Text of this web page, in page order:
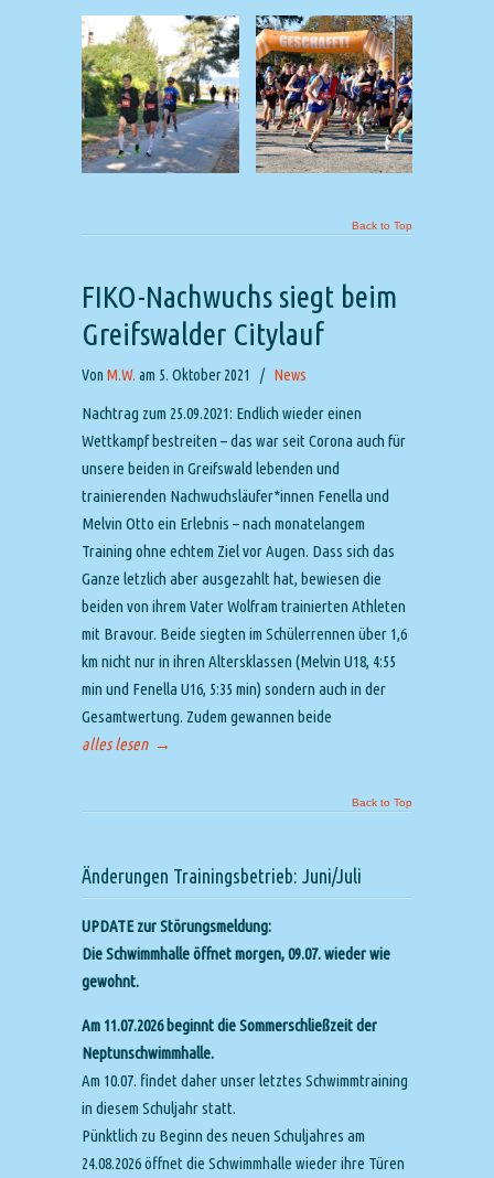
Back to Top
FIKO-Nachwuchs siegt beim
Greifswalder Citylauf
Von M.W. am 5. Oktober 2021 / News
Nachtrag zum 25.09.2021: Endlich wieder einen
Wettkampf bestreiten – das war seit Corona auch für
unsere beiden in Greifswald lebenden und
trainierenden Nachwuchsläufer*innen Fenella und
Melvin Otto ein Erlebnis – nach monatelangem
Training ohne echtem Ziel vor Augen. Dass sich das
Ganze letzlich aber ausgezahlt hat, bewiesen die
beiden von ihrem Vater Wolfram trainierten Athleten
mit Bravour. Beide siegten im Schülerrennen über 1,6
km nicht nur in ihren Altersklassen (Melvin U18, 4:55
min und Fenella U16, 5:35 min) sondern auch in der
Gesamtwertung. Zudem gewannen beide
alles lesen →
Back to Top
Änderungen Trainingsbetrieb: Juni/Juli
UPDATE zur Störungsmeldung:
Die Schwimmhalle öffnet morgen, 09.07. wieder wie
gewohnt.
Am 11.07.2026 beginnt die Sommerschließzeit der
Neptunschwimmhalle.
Am 10.07. findet daher unser letztes Schwimmtraining
in diesem Schuljahr statt.
Pünktlich zu Beginn des neuen Schuljahres am
24.08.2026 öffnet die Schwimmhalle wieder ihre Türen